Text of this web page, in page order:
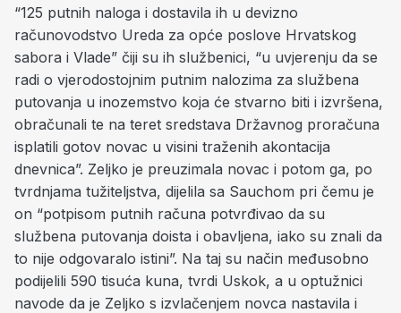
“125 putnih naloga i dostavila ih u devizno
računovodstvo Ureda za opće poslove Hrvatskog
sabora i Vlade” čiji su ih službenici, “u uvjerenju da se
radi o vjerodostojnim putnim nalozima za službena
putovanja u inozemstvo koja će stvarno biti i izvršena,
obračunali te na teret sredstava Državnog proračuna
isplatili gotov novac u visini traženih akontacija
dnevnica”. Zeljko je preuzimala novac i potom ga, po
tvrdnjama tužiteljstva, dijelila sa Sauchom pri čemu je
on “potpisom putnih računa potvrđivao da su
službena putovanja doista i obavljena, iako su znali da
to nije odgovaralo istini”. Na taj su način međusobno
podijelili 590 tisuća kuna, tvrdi Uskok, a u optužnici
navode da je Zeljko s izvlačenjem novca nastavila i